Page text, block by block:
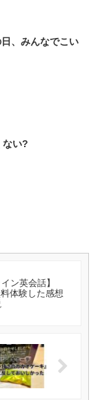
、みんなでこい
ない?
ン英会話】
体験した感想